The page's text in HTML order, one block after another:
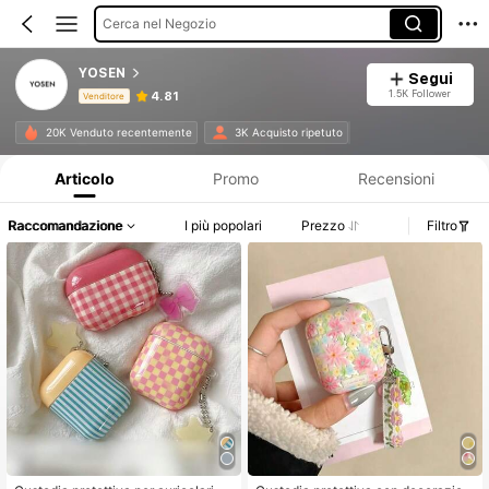
Cerca nel Negozio
YOSEN
Venditore 4.81
Segui
1.5K Follower
20K Venduto recentemente 3K Acquisto ripetuto
Articolo Promo Recensioni
Raccomandazione I più popolari Prezzo Filtro